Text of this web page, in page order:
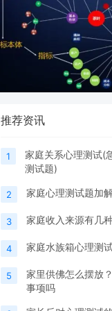
推荐资讯
1
家庭关系心理测试(
测试题)
2 家庭心理测试题加
3 家庭收入来源有几
4 家庭水族箱心理测
5
家里供佛怎么摆放
事项吗